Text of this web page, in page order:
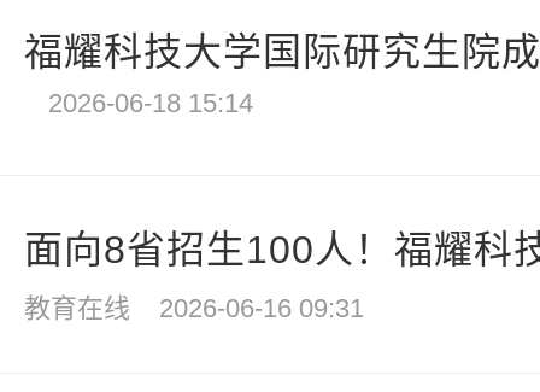
福耀科技大学国际研究生院
2026-06-18 15:14
面向8省招生100人！福耀科
教育在线 2026-06-16 09:31